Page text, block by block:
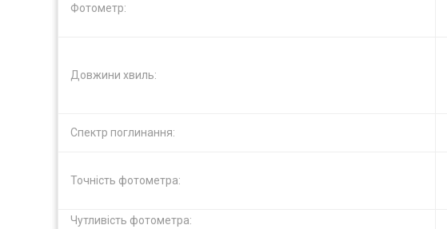
Фотометр:
Довжини хвиль:
Спектр поглинання:
Точність фотометра:
Чутливість фотометра: